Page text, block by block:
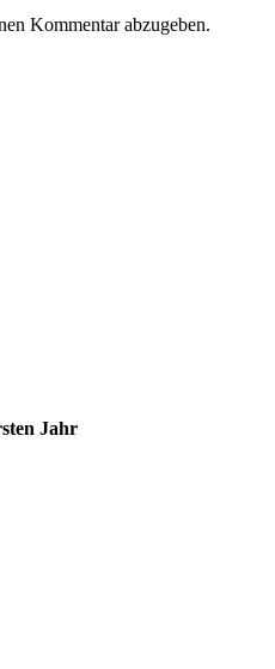
Kommentar abzugeben.
Jahr